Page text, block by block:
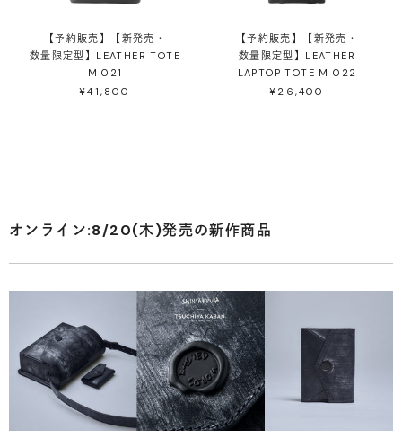
【予約販売】【新発売・
数量限定型】LEATHER TOTE
M 021
¥41,800
【予約販売】【新発売・
数量限定型】LEATHER
LAPTOP TOTE M 022
¥26,400
オンライン:8/20(木)発売の新作商品